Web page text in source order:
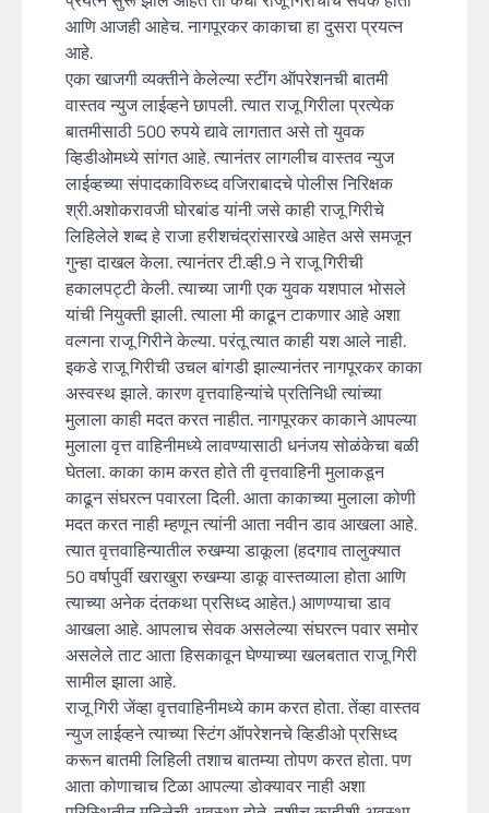
आणि आजही आहेच. नागपूरकर काकाचा हा दुसरा प्रयत्न
आहे.
एका खाजगी व्यक्तीने केलेल्या स्टींग ऑपरेशनची बातमी
वास्तव न्युज लाईव्हने छापली. त्यात राजू गिरीला प्रत्येक
बातमीसाठी 500 रुपये द्यावे लागतात असे तो युवक
व्हिडीओमध्ये सांगत आहे. त्यानंतर लागलीच वास्तव न्युज
लाईव्हच्या संपादकाविरुध्द वजिराबादचे पोलीस निरिक्षक
श्री.अशोकरावजी घोरबांड यांनी जसे काही राजू गिरीचे
लिहिलेले शब्द हे राजा हरीशचंद्रांसारखे आहेत असे समजून
गुन्हा दाखल केला. त्यानंतर टी.व्ही.9 ने राजू गिरीची
हकालपट्टी केली. त्याच्या जागी एक युवक यशपाल भोसले
यांची नियुक्ती झाली. त्याला मी काढून टाकणार आहे अशा
वल्गना राजू गिरीने केल्या. परंतू त्यात काही यश आले नाही.
इकडे राजू गिरीची उचल बांगडी झाल्यानंतर नागपूरकर काका
अस्वस्थ झाले. कारण वृत्तवाहिन्यांचे प्रतिनिधी त्यांच्या
मुलाला काही मदत करत नाहीत. नागपूरकर काकाने आपल्या
मुलाला वृत्त वाहिनीमध्ये लावण्यासाठी धनंजय सोळंकेचा बळी
घेतला. काका काम करत होते ती वृत्तवाहिनी मुलाकडून
काढून संघरत्न पवारला दिली. आता काकाच्या मुलाला कोणी
मदत करत नाही म्हणून त्यांनी आता नवीन डाव आखला आहे.
त्यात वृत्तवाहिन्यातील रुखम्या डाकूला (हदगाव तालुक्यात
50 वर्षापुर्वी खराखुरा रुखम्या डाकू वास्तव्याला होता आणि
त्याच्या अनेक दंतकथा प्रसिध्द आहेत.) आणण्याचा डाव
आखला आहे. आपलाच सेवक असलेल्या संघरत्न पवार समोर
असलेले ताट आता हिसकावून घेण्याच्या खलबतात राजू गिरी
सामील झाला आहे.
राजू गिरी जेंव्हा वृत्तवाहिनीमध्ये काम करत होता. तेंव्हा वास्तव
न्युज लाईव्हने त्याच्या स्टिंग ऑपरेशनचे व्हिडीओ प्रसिध्द
करून बातमी लिहिली तशाच बातम्या तोपण करत होता. पण
आता कोणाचाच टिळा आपल्या डोक्यावर नाही अशा